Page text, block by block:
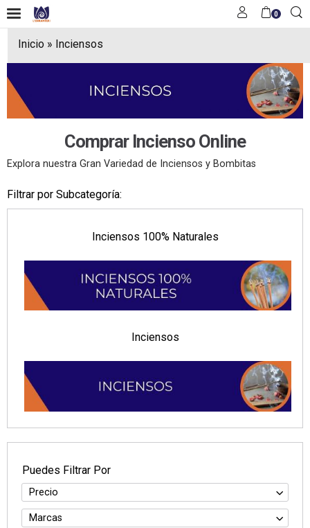
0
Inicio » Inciensos
Comprar Incienso Online
Explora nuestra Gran Variedad de Inciensos y Bombitas
Filtrar por Subcategoría:
Inciensos 100% Naturales
Inciensos
Puedes Filtrar Por
Precio
Marcas